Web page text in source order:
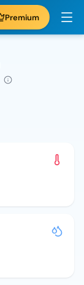
Premium